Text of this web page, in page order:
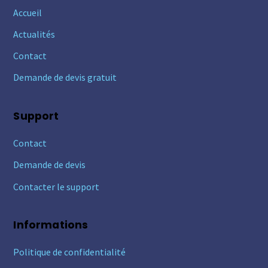
Accueil
Actualités
Contact
Demande de devis gratuit
Support
Contact
Demande de devis
Contacter le support
Informations
Politique de confidentialité